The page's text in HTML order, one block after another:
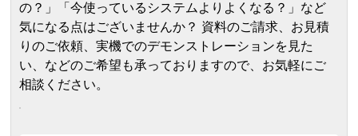
の？」「今使っているシステムよりよくなる？」など
気になる点はございませんか？ 資料のご請求、お見積
りのご依頼、実機でのデモンストレーションを見た
い、などのご希望も承っておりますので、お気軽にご
相談ください。